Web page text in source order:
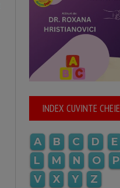
INDEX CUVINTE CHEIE
A B C D E
L
M N O P
V
X Y Z